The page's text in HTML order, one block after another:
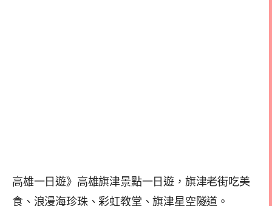
高雄一日遊》高雄旗津景點一日遊，旗津老街吃美
食、浪漫海珍珠、彩虹教堂、旗津星空隧道。